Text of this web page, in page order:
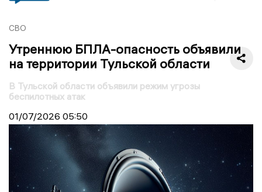
СВО
Утреннюю БПЛА-опасность объявили
на территории Тульской области
В Тульской области объявили режим угрозы
беспилотных атак
01/07/2026 05:50